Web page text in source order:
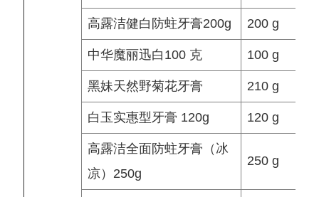
高露洁健白防蛀牙膏200g 200 g
中华魔丽迅白100 克 100 g
黑妹天然野菊花牙膏 210 g
白玉实惠型牙膏 120g 120 g
高露洁全面防蛀牙膏（冰
凉）250g
250 g